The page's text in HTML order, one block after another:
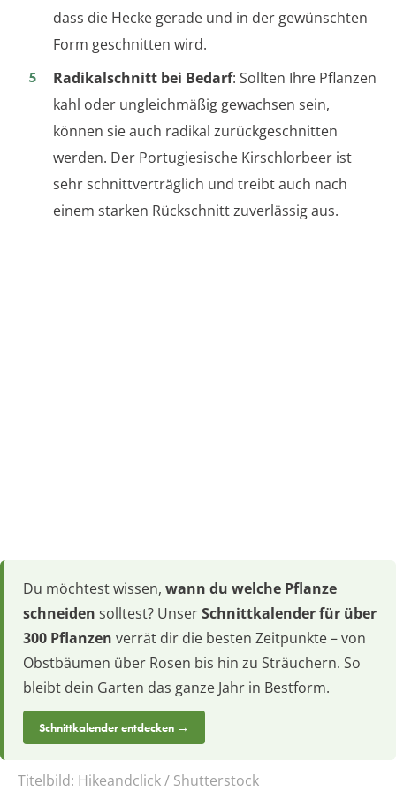
dass die Hecke gerade und in der gewünschten
Form geschnitten wird.
Radikalschnitt bei Bedarf: Sollten Ihre Pflanzen
kahl oder ungleichmäßig gewachsen sein,
können sie auch radikal zurückgeschnitten
werden. Der Portugiesische Kirschlorbeer ist
sehr schnittverträglich und treibt auch nach
einem starken Rückschnitt zuverlässig aus.
Du möchtest wissen, wann du welche Pflanze
schneiden solltest? UnserSchnittkalender für über
300 Pflanzen verrät dir die besten Zeitpunkte – von
Obstbäumen über Rosen bis hin zu Sträuchern. So
bleibt dein Garten das ganze Jahr in Bestform.
Schnittkalender entdecken →
Titelbild: Hikeandclick / Shutterstock